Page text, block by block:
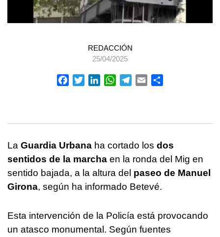
REDACCIÓN
25/04/2025
FacebookTwitterLinkedInWhatsApp
Telegram
Email
La Guardia Urbana ha cortado los dos
sentidos de la marcha en la ronda del Mig en
sentido bajada, a la altura del paseo de Manuel
Girona, según ha informado Betevé.
Esta intervención de la Policía está provocando
un atasco monumental. Según fuentes